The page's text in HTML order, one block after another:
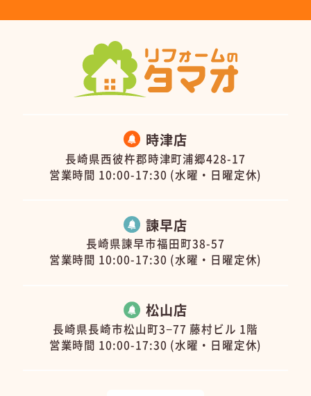
時津店
長崎県西彼杵郡時津町浦郷428-17
営業時間 10:00-17:30 (水曜・日曜定休)
諫早店
長崎県諫早市福田町38-57
営業時間 10:00-17:30 (水曜・日曜定休)
松山店
長崎県長崎市松山町3−77 藤村ビル 1階
営業時間 10:00-17:30 (水曜・日曜定休)